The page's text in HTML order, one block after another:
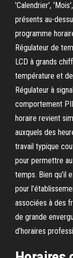
'Calendrier',
présents au-
programme
Régulateur de
LCD à grands
température et de
Régulateur à
comportement
horaire revient
auxquels des
travail typique
pour permettre
temps. Bien qu’il
pour
associées à des
de grande
d’horaires